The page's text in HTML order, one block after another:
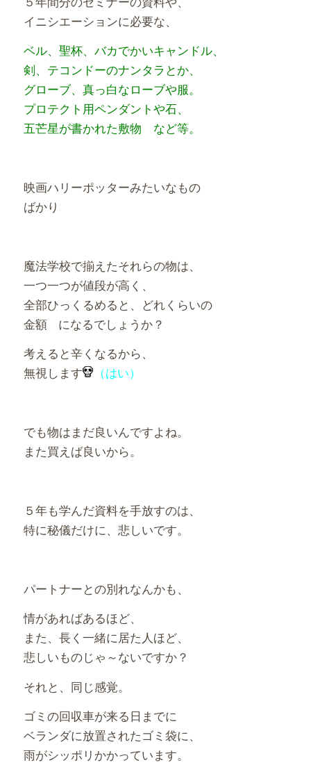
イニシエーションに必要な、
ベル、聖杯、バカでかいキャンドル、
剣、テコンドーのナンタラとか、
グローブ、真っ白なローブや服。
プロテクト用ペンダントや石、
五芒星が書かれた敷物 など等。
映画ハリーポッターみたいなもの
ばかり
魔法学校で揃えたそれらの物は、
一つ一つが値段が高く、
全部ひっくるめると、どれくらいの
金額
になるでしょうか？
考えると辛くなるから、
無視します
（はい）
でも物はまだ良いんですよね。
また買えば良いから。
５年も学んだ資料を手放すのは、
特に秘儀だけに、悲しいです。
パートナーとの別れなんかも、
情があればあるほど、
また、長く一緒に居た人ほど、
悲しいものじゃ～ないですか？
それと、同じ感覚。
ゴミの回収車が来る日までに
ベランダに放置されたゴミ袋に、
雨がシッポリかかっています。